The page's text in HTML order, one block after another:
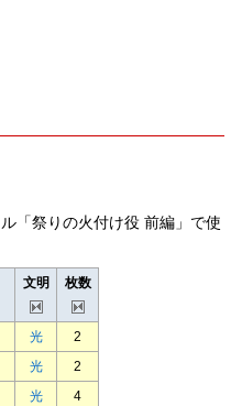
「祭りの火付け役 前編」で使
文明 枚数
光
2
光
2
光
4